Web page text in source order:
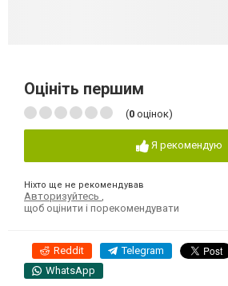
Оцініть першим
(0 оцінок)
Я рекомендую
Ніхто ще не рекомендував
Авторизуйтесь
щоб оцінити і порекомендувати
Reddit Telegram
WhatsApp